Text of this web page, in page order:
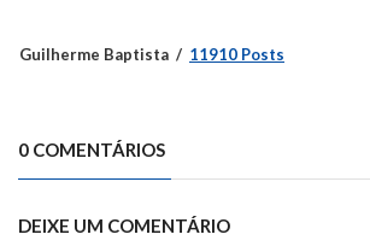
Guilherme Baptista 11910 Posts
0 COMENTÁRIOS
DEIXE UM COMENTÁRIO